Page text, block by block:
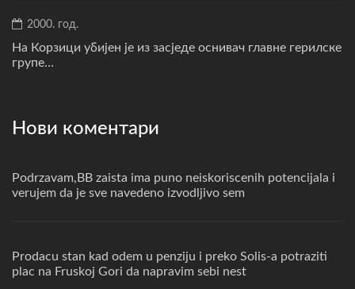
2000. год.
На Корзици убијен је из засједе оснивач главне герилске
групе...
Нови коментари
Podrzavam,BB zaista ima puno neiskoriscenih potencijala i
verujem da je sve navedeno izvodljivo sem
Prodacu stan kad odem u penziju i preko Solis-a potraziti
plac na Fruskoj Gori da napravim sebi nest